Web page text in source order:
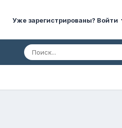
Уже зарегистрированы? Войти